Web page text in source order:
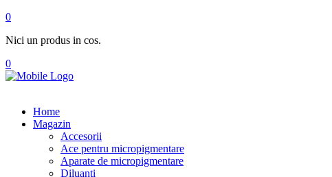
0
Nici un produs in cos.
0
Home
Magazin
Accesorii
Ace pentru micropigmentare
Aparate de micropigmentare
Diluanti